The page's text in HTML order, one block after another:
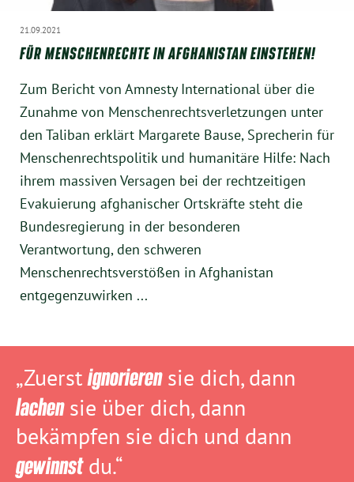
21.09.2021
FÜR MENSCHENRECHTE IN AFGHANISTAN EINSTEHEN!
Zum Bericht von Amnesty International über die
Zunahme von Menschenrechtsverletzungen unter
den Taliban erklärt Margarete Bause, Sprecherin für
Menschenrechtspolitik und humanitäre Hilfe: Nach
ihrem massiven Versagen bei der rechtzeitigen
Evakuierung afghanischer Ortskräfte steht die
Bundesregierung in der besonderen
Verantwortung, den schweren
Menschenrechtsverstößen in Afghanistan
entgegenzuwirken ...
„Zuerstignorierensie dich, dann
lachensie über dich, dann
bekämpfen sie dich und dann
gewinnstdu.“